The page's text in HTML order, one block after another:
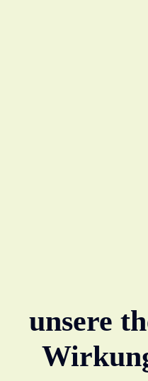
unsere